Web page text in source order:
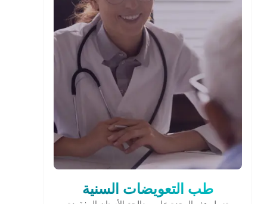
طب التعويضات السنية